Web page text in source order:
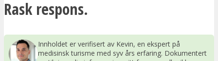
Rask respons.
Innholdet er verifisert av Kevin, en ekspert på
medisinsk turisme med syv års erfaring. Dokumentert